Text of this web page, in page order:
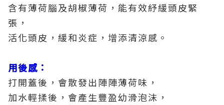
含有薄荷腦及胡椒薄荷，能有效紓緩頭皮緊
張，
活化頭皮，緩和炎症，增添清涼感。
用後感：
打開蓋後，會散發出陣陣薄荷味，
加水輕揉後，會產生豐盈幼滑泡沫，